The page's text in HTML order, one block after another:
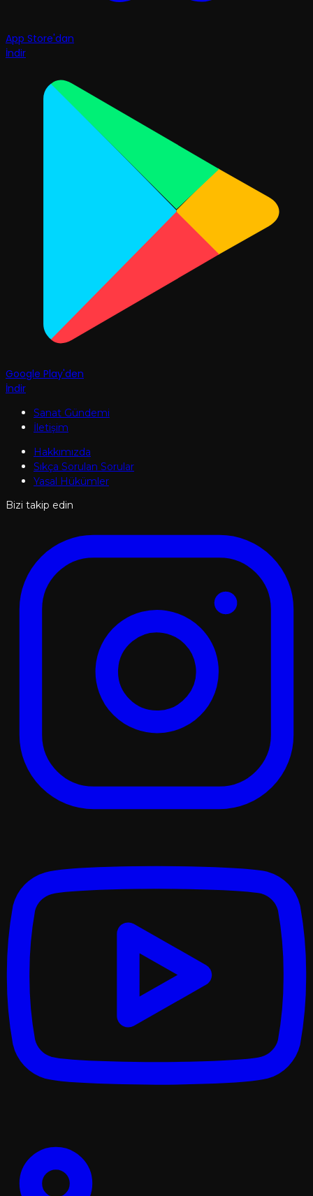
App Store'dan
İndir
Google Play'den
İndir
Sanat Gündemi
İletişim
Hakkımızda
Sıkça Sorulan Sorular
Yasal Hükümler
Bizi takip edin